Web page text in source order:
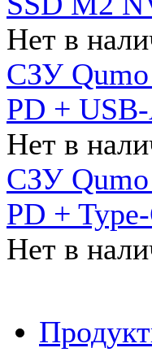
Нет в
СЗУ Qumo
PD +
Нет в
СЗУ Qumo
PD +
Нет в